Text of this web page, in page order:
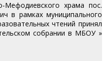
Мефодиевского храма пос.
в рамках муниципального
чтений принял
собрании в МБОУ »